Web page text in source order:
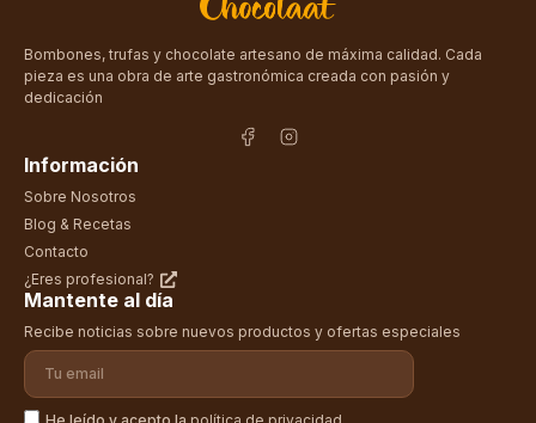
Bombones, trufas y chocolate artesano de máxima calidad. Cada
pieza es una obra de arte gastronómica creada con pasión y
dedicación
Información
Sobre Nosotros
Blog & Recetas
Contacto
¿Eres profesional?
Mantente al día
Recibe noticias sobre nuevos productos y ofertas especiales
He leído y acepto la política de privacidad